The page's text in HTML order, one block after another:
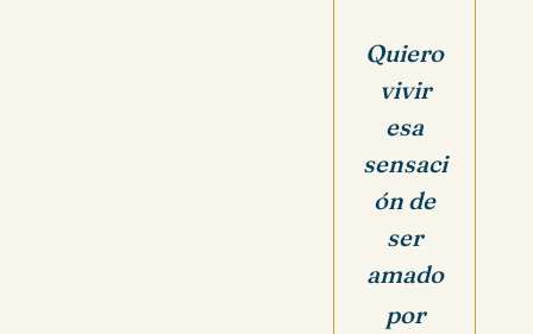
Quiero
vivir
esa
sensaci
ón de
ser
amado
por